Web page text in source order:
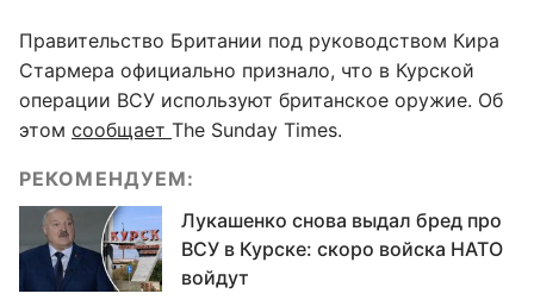
Правительство Британии под руководством Кира
Стармера официально признало, что в Курской
операции ВСУ используют британское оружие. Об
этом сообщает The Sunday Times.
РЕКОМЕНДУЕМ:
Лукашенко снова выдал бред про
ВСУ в Курске: скоро войска НАТО
войдут